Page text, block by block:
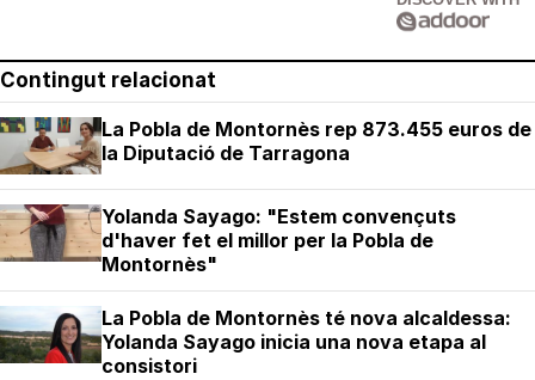
Contingut relacionat
La Pobla de Montornès rep 873.455 euros de
la Diputació de Tarragona
Yolanda Sayago: "Estem convençuts
d'haver fet el millor per la Pobla de
Montornès"
La Pobla de Montornès té nova alcaldessa:
Yolanda Sayago inicia una nova etapa al
consistori